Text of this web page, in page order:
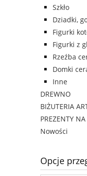
Szkło
Dziadki,
Figurki
Figurki z
Rzeźba
Domki
Inne
DREWNO
BIŻUTERIA
PREZENTY NA
Nowości
Opcje